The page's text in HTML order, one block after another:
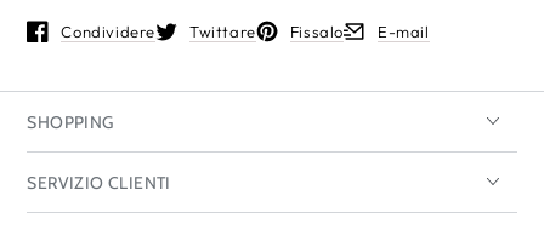
Condividere
Si apre in una nuova finestra.
Twittare
Si apre in una nuova finestra.
Fissalo
Si apre in una nuova finestra.
E-mail
Si apre in una nuova
SHOPPING
SERVIZIO CLIENTI